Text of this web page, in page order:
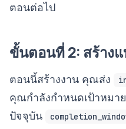
ตอนต่อไป
ขั้นตอนที่ 2: สร้าง
ตอนนี้สร้างงาน คุณส่ง
คุณกำลังกำหนดเป้าหมา
ปัจจุบัน